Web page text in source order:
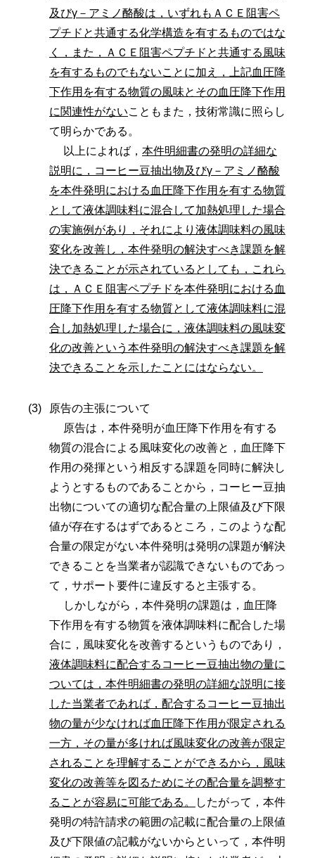
及びγ－アミノ酪酸は，いずれもＡＣＥ阻害ペ
プチドと共通する化学構造を有するものではな
く，また，ＡＣＥ阻害ペプチドと共通する風味
を有するものでもないことに加え，上記血圧降
下作用を有する物質の風味とその血圧降下作用
に関連性がないこともまた，技術常識に照らし
て明らかである。
以上によれば， 本件明細書の発明の詳細な
説明に，コーヒー豆抽出物及びγ－アミノ酪酸
を本件発明における血圧降下作用を有する物質
として液体調味料に混合して加熱処理した場合
の実施例があり，それにより液体調味料の風味
変化を改善し，本件発明の解決すべき課題を解
決できることが示されているとしても，これら
は，ＡＣＥ阻害ペプチドを本件発明における血
圧降下作用を有する物質として液体調味料に混
合し加熱処理した場合に，液体調味料の風味変
化の改善という本件発明の解決すべき課題を解
決できることを示したことにはならない。
原告の主張について
原告は，本件発明が血圧降下作用を有する
物質の混合による風味変化の改善と，血圧降下
作用の発揮という相反する課題を同時に解決し
ようとするものであることから，コーヒー豆抽
出物についての適切な配合量の上限値及び下限
値が存在するはずであるところ，このような配
合量の限定がない本件発明は発明の課題が解決
できることを当業者が認識できないものであっ
て，サポート要件に違反すると主張する。
しかしながら，本件発明の課題は，血圧降
下作用を有する物質を液体調味料に配合した場
合に，風味変化を改善するというものであり，
液体調味料に配合するコーヒー豆抽出物の量に
ついては，本件明細書の発明の詳細な説明に接
した当業者であれば，配合するコーヒー豆抽出
物の量が少なければ血圧降下作用が限定される
一方，その量が多ければ風味変化の改善が限定
されることを理解することができるから，風味
変化の改善等を図るためにその配合量を調整す
ることが容易に可能である。
したがって，本件
発明の特許請求の範囲の記載に配合量の上限値
及び下限値の記載がないからといって，本件明